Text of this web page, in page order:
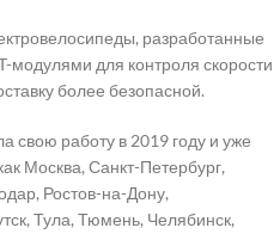
разработанные
для контроля скорости
более безопасной.
свою работу в 2019 году и уже
Москва, Санкт-Петербург,
Ростов-на-Дону,
Тула, Тюмень, Челябинск,